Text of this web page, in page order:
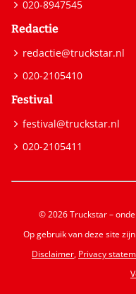
020-8947545
Redactie
redactie@truckstar.nl
020-2105410
Festival
festival@truckstar.nl
020-2105411
© 2026 Truckstar –
Op gebruik van deze site
Disclaimer, Privacy